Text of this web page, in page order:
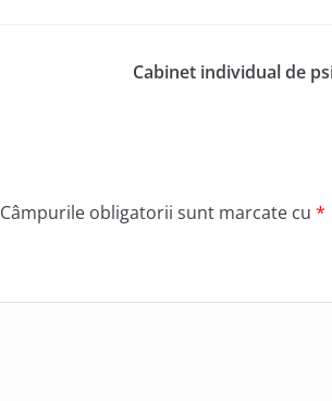
Cabinet individual de
Câmpurile obligatorii sunt marcate cu *